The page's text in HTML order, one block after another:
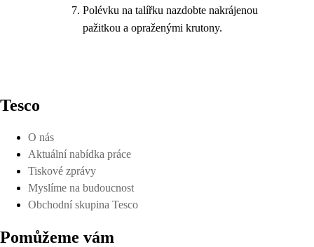
Polévku na talířku nazdobte nakrájenou
pažitkou a opraženými krutony.
Tesco
O nás
Aktuální nabídka práce
Tiskové zprávy
Myslíme na budoucnost
Obchodní skupina Tesco
Pomůžeme vám